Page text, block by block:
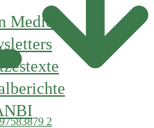
2
Medien